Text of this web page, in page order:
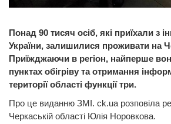
Понад 90 тисяч осіб, які приїхали з
України, залишилися проживати на
Приїжджаючи в регіон, найперше
пунктах обігріву та отримання
території області функції три.
Про це виданню ЗМІ. ck.ua розповіла
Черкаській області Юлія Норовкова.